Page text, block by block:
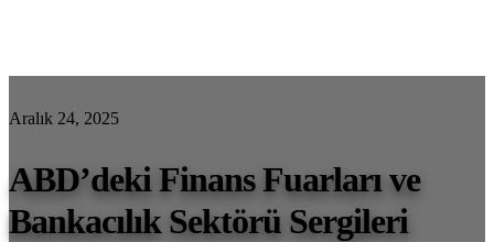
Aralık 24, 2025
ABD’deki Finans Fuarları ve
Bankacılık Sektörü Sergileri